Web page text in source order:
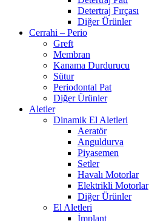
Detertraj Fırçası
Diğer Ürünler
Cerrahi – Perio
Greft
Membran
Kanama Durdurucu
Sütur
Periodontal Pat
Diğer Ürünler
Aletler
Dinamik El Aletleri
Aeratör
Anguldurva
Piyasemen
Setler
Havalı Motorlar
Elektrikli Motorlar
Diğer Ürünler
El Aletleri
İmplant